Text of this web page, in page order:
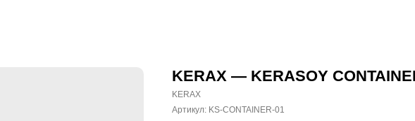
KERAX — KERASOY
KERAX
Артикул: KS-CONTAINER-01